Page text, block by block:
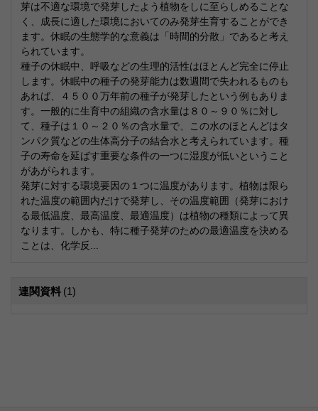
芽は不適な環境で発芽したよう植物をしに至らしめることな
く、成長に適した環境においてのみ発芽生育することができ
ます。休眠の生態学的な意義は「時間的分散」であると考え
られています。
種子の休眠中、呼吸などの生理的活性はほとんど完全に停止
します。休眠中の種子の発芽能力は数週間で失われるものも
あれば、４５００万年前の種子が発芽したという例もありま
す。一般的に生育中の組織の含水量は８０～９０％に対し
て、種子は１０～２０％の含水量で、この水のほとんどはタ
ンパク質などの生体高分子の結合水と考えられています。種
子の寿命を延ばす重要な条件の一つに湿度が低いということ
があがられます。
発芽に対する環境要因の１つに温度があります。植物は限ら
れた温度の範囲内だけで発芽し、その温度範囲（発芽におけ
る最低温度、最高温度、最適温度）は植物の種類によって異
なります。しかも、特に種子発芽のための最適温度を決める
ことは、化学反...
連関資料 (1)